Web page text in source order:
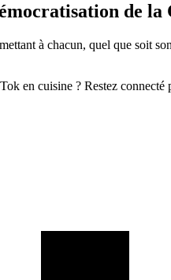
de la
à chacun, quel que soit
en cuisine ? Restez